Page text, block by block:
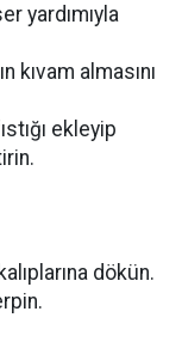
yardımıyla
kıvam almasını
ekleyip
dökün.